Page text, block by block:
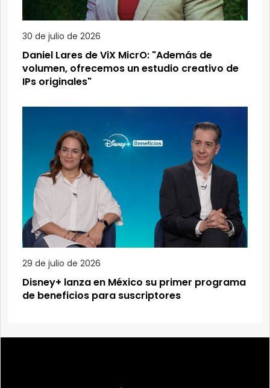
30 de julio de 2026
Daniel Lares de ViX MicrO: "Además de
volumen, ofrecemos un estudio creativo de
IPs originales"
29 de julio de 2026
Disney+ lanza en México su primer programa
de beneficios para suscriptores